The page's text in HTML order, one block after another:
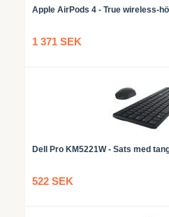
Apple AirPods 4 - True wireless-
1 371 SEK
Dell Pro KM5221W - Sats med
522 SEK